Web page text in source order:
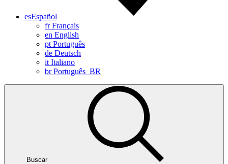
esEspañol
frFrançais
en English
pt Português
de Deutsch
it Italiano
brPortuguês_BR
Buscar